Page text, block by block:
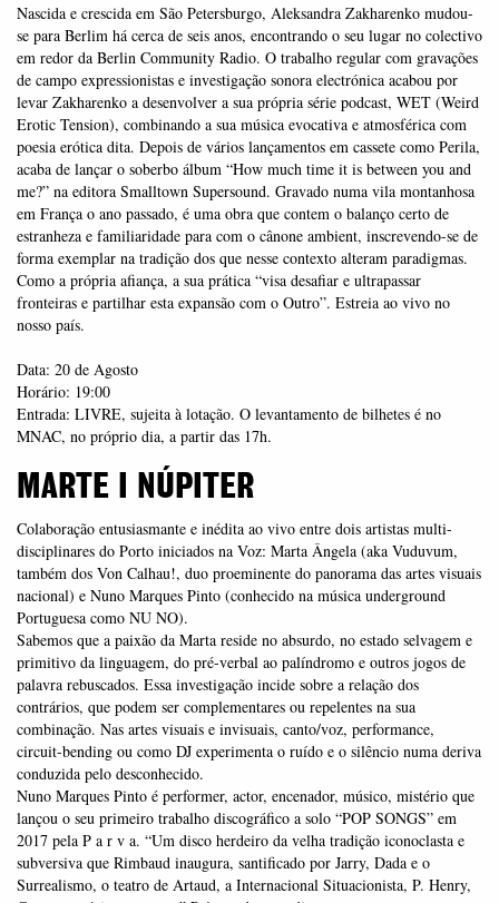
Nascida e crescida em São Petersburgo, Aleksandra Zakharenko mudou-
se para Berlim há cerca de seis anos, encontrando o seu lugar no colectivo
em redor da Berlin Community Radio. O trabalho regular com gravações
de campo expressionistas e investigação sonora electrónica acabou por
levar Zakharenko a desenvolver a sua própria série podcast, WET (Weird
Erotic Tension), combinando a sua música evocativa e atmosférica com
poesia erótica dita. Depois de vários lançamentos em cassete como Perila,
acaba de lançar o soberbo álbum “How much time it is between you and
me?” na editora Smalltown Supersound. Gravado numa vila montanhosa
em França o ano passado, é uma obra que contem o balanço certo de
estranheza e familiaridade para com o cânone ambient, inscrevendo-se de
forma exemplar na tradição dos que nesse contexto alteram paradigmas.
Como a própria afiança, a sua prática “visa desafiar e ultrapassar
fronteiras e partilhar esta expansão com o Outro”. Estreia ao vivo no
nosso país.
Data: 20 de Agosto
Horário: 19:00
Entrada: LIVRE, sujeita à lotação. O levantamento de bilhetes é no
MNAC, no próprio dia, a partir das 17h.
MARTE I NÚPITER
Colaboração entusiasmante e inédita ao vivo entre dois artistas multi-
disciplinares do Porto iniciados na Voz: Marta Ângela (aka Vuduvum,
também dos Von Calhau!, duo proeminente do panorama das artes visuais
nacional) e Nuno Marques Pinto (conhecido na música underground
Portuguesa como NU NO).
Sabemos que a paixão da Marta reside no absurdo, no estado selvagem e
primitivo da linguagem, do pré-verbal ao palíndromo e outros jogos de
palavra rebuscados. Essa investigação incide sobre a relação dos
contrários, que podem ser complementares ou repelentes na sua
combinação. Nas artes visuais e invisuais, canto/voz, performance,
circuit-bending ou como DJ experimenta o ruído e o silêncio numa deriva
conduzida pelo desconhecido.
Nuno Marques Pinto é performer, actor, encenador, músico, mistério que
lançou o seu primeiro trabalho discográfico a solo “POP SONGS” em
2017 pela P a r v a. “Um disco herdeiro da velha tradição iconoclasta e
subversiva que Rimbaud inaugura, santificado por Jarry, Dada e o
Surrealismo, o teatro de Artaud, a Internacional Situacionista, P. Henry,